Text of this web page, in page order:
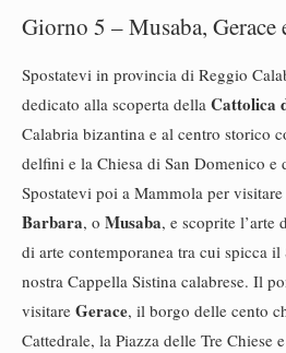
Giorno 5 – Musaba, Gerace
Spostatevi in provincia di Reggio
dedicato alla scoperta della Cattolica
Calabria bizantina e al centro storico
delfini e la Chiesa di San Domenico e
Spostatevi poi a Mammola per
Barbara, o Musaba, e scoprite l’arte
di arte contemporanea tra cui spicca
nostra Cappella Sistina calabrese. Il
visitare Gerace, il borgo delle cento
Cattedrale, la Piazza delle Tre Chiese